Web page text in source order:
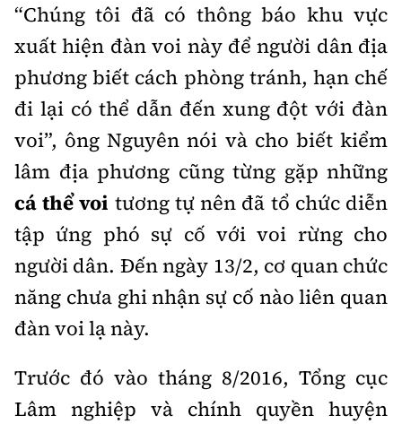
Hotline:
0901 514 799
Quảng cáo và Phát hành:
0915 057 282
Email:bandoc@baoxaydung.vn
Cấm sao chép dưới mọi hình thức nếu không có sự
chấp thuận bằng văn bản.
Thông tin tòa
soạn
“Chúng tôi đã có thông báo khu vực
xuất hiện đàn voi này để người dân địa
phương biết cách phòng tránh, hạn chế
đi lại có thể dẫn đến xung đột với đàn
voi”, ông Nguyên nói và cho biết kiểm
lâm địa phương cũng từng gặp những
cá thể voi tương tự nên đã tổ chức diễn
tập ứng phó sự cố với voi rừng cho
người dân. Đến ngày 13/2, cơ quan chức
năng chưa ghi nhận sự cố nào liên quan
đàn voi lạ này.
Trước đó vào tháng 8/2016, Tổng cục
Lâm nghiệp và chính quyền huyện